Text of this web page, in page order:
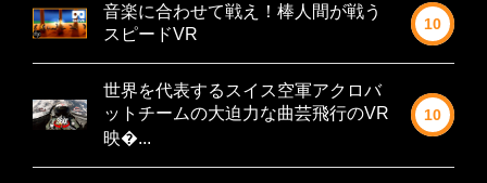
音楽に合わせて戦え！棒人間が戦う
スピードVR
10
世界を代表するスイス空軍アクロバ
ットチームの大迫力な曲芸飛行のVR
映�...
10